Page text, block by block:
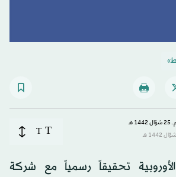
T
T
تحقيقاً رسمياً مع شركة